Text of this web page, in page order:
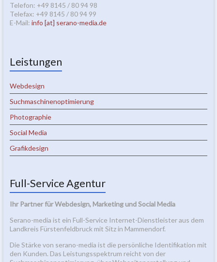
Telefon: +49 8145 / 80 94 98
Telefax: +49 8145 / 80 94 99
E-Mail: info [at] serano-media.de
Leistungen
Webdesign
Suchmaschinenoptimierung
Photographie
Social Media
Grafikdesign
Full-Service Agentur
Ihr Partner für Webdesign, Marketing und Social Media
Serano-media ist ein Full-Service Internet-Dienstleister aus dem
Landkreis Fürstenfeldbruck mit Sitz in Mammendorf.
Die Stärke von serano-media ist die persönliche Identifikation mit
den Kunden. Das Leistungsspektrum reicht von der